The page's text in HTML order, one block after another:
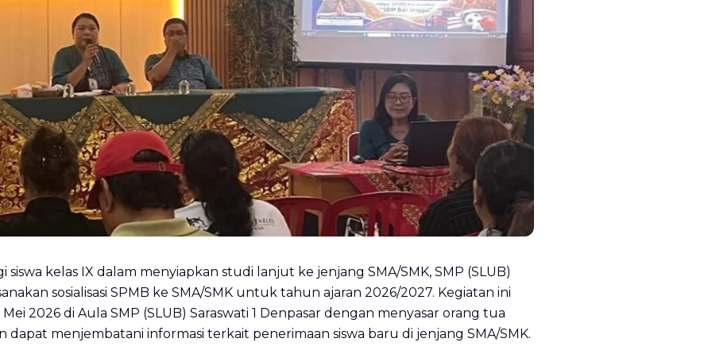
kelas IX dalam menyiapkan studi lanjut ke jenjang SMA/SMK, SMP (SLUB)
sosialisasi SPMB ke SMA/SMK untuk tahun ajaran 2026/2027. Kegiatan ini
2026 di Aula SMP (SLUB) Saraswati 1 Denpasar dengan menyasar orang tua
dapat menjembatani informasi terkait penerimaan siswa baru di jenjang SMA/SMK.